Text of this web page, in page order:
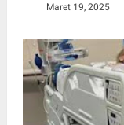
Maret 19, 2025